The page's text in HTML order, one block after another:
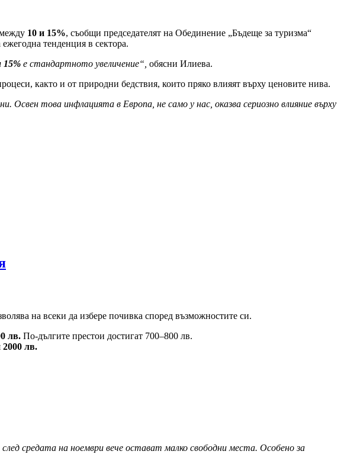
10 и 15%, съобщи председателят на Обединение „Бъдеще за туризма“
ежегодна тенденция в сектора.
15% е стандартното увеличение“, обясни Илиева.
както и от природни бедствия, които пряко влияят върху ценовите нива.
това инфлацията в Европа, не само у нас, оказва сериозно влияние върху
на всеки да избере почивка според възможностите си.
лв. По-дългите престои достигат 700–800 лв.
2000 лв.
средата на ноември вече остават малко свободни места. Особено за